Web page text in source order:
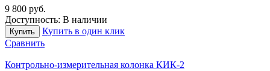
9 800 руб.
Доступность: В наличии
Купить
Купить в один клик
Сравнить
Контрольно-измерительная колонка КИК-2